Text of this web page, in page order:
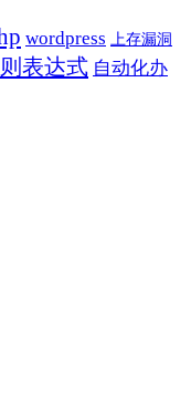
wordpress 上存漏洞
表达式 自动化办